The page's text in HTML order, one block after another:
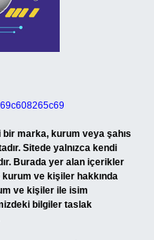
marka, kurum veya şahıs
Sitede yalnızca kendi
Burada yer alan içerikler
ve kişiler hakkında
ve kişiler ile isim
bilgiler taslak